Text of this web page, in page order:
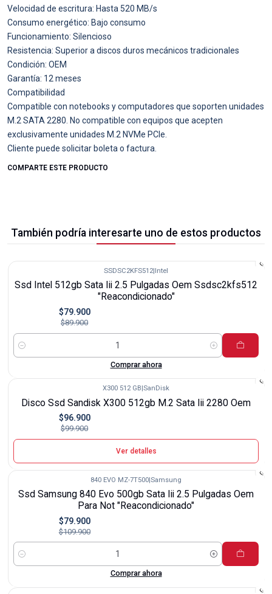
Velocidad de escritura: Hasta 520 MB/s
Consumo energético: Bajo consumo
Funcionamiento: Silencioso
Resistencia: Superior a discos duros mecánicos tradicionales
Condición: OEM
Garantía: 12 meses
Compatibilidad
Compatible con notebooks y computadores que soporten unidades
M.2 SATA 2280. No compatible con equipos que acepten
exclusivamente unidades M.2 NVMe PCIe.
Cliente puede solicitar boleta o factura.
COMPARTE ESTE PRODUCTO
También podría interesarte uno de estos productos
SSDSC2KFS512|Intel
Ssd Intel 512gb Sata Iii 2.5 Pulgadas Oem Ssdsc2kfs512
"Reacondicionado"
$79.900
$89.900
Cantidad
Comprar ahora
Agotado
X300 512 GB SanDisk
Disco Ssd Sandisk X300 512gb M.2 Sata Iii 2280 Oem
$96.900
$99.900
Ver detalles
840 EVO MZ-7T500|Samsung
Ssd Samsung 840 Evo 500gb Sata Iii 2.5 Pulgadas Oem
Para Not "Reacondicionado"
$79.900
$109.900
Cantidad
Comprar ahora